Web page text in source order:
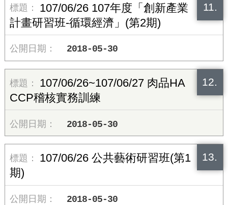
11.
107/06/26 107年度「創新產業
計畫研習班-循環經濟」(第2期)
2018-05-30
12.
107/06/26~107/06/27 肉品HA
CCP稽核實務訓練
2018-05-30
13.
107/06/26 公共藝術研習班(第1
期)
2018-05-30